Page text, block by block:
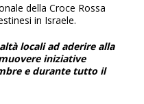
della Croce Rossa
in Israele.
locali ad aderire alla
iniziative
e durante tutto il